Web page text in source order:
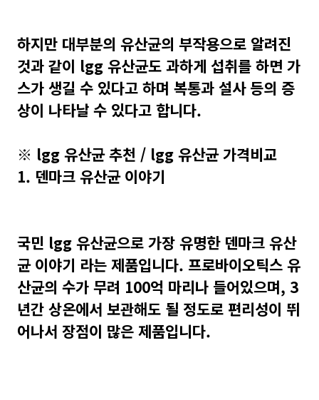
하지만 대부분의 유산균의 부작용으로 알려진
것과 같이 lgg 유산균도 과하게 섭취를 하면 가
스가 생길 수 있다고 하며 복통과 설사 등의 증
상이 나타날 수 있다고 합니다.
※ lgg 유산균 추천 / lgg 유산균 가격비교
1. 덴마크 유산균 이야기
국민 lgg 유산균으로 가장 유명한 덴마크 유산
균 이야기 라는 제품입니다. 프로바이오틱스 유
산균의 수가 무려 100억 마리나 들어있으며, 3
년간 상온에서 보관해도 될 정도로 편리성이 뛰
어나서 장점이 많은 제품입니다.